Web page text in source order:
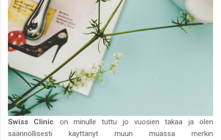
Swiss Clinic on minulle tuttu jo vuosien takaa ja olen
säännöllisesti käyttänyt muun muassa merkin